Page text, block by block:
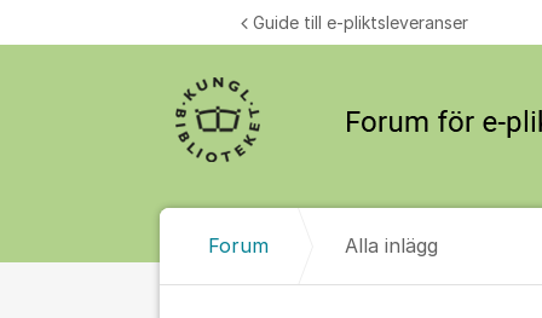
Guide till e-pliktsleveranser
Forum Alla inlägg